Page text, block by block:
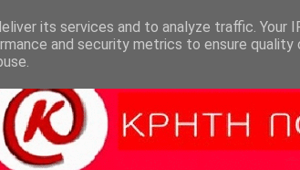
its services and to analyze traffic. Your
and security metrics to ensure quality